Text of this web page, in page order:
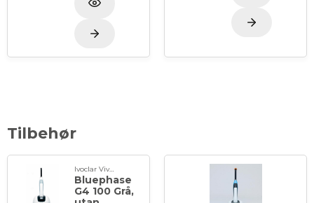
Tilbehør
Ivoclar Vivadent
Bluephase
G4 100 Grå,